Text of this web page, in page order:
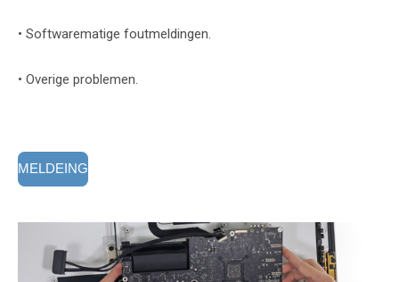
• Softwarematige foutmeldingen.
• Overige problemen.
MELDEING